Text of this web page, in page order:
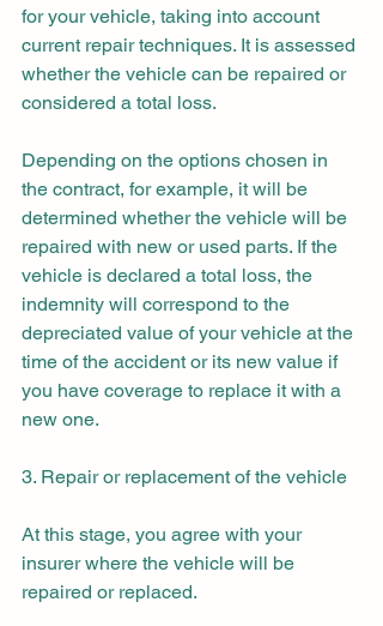
for your vehicle, taking into account
current repair techniques. It is assessed
whether the vehicle can be repaired or
considered a total loss.
Depending on the options chosen in
the contract, for example, it will be
determined whether the vehicle will be
repaired with new or used parts. If the
vehicle is declared a total loss, the
indemnity will correspond to the
depreciated value of your vehicle at the
time of the accident or its new value if
you have coverage to replace it with a
new one.
3. Repair or replacement of the vehicle
At this stage, you agree with your
insurer where the vehicle will be
repaired or replaced.